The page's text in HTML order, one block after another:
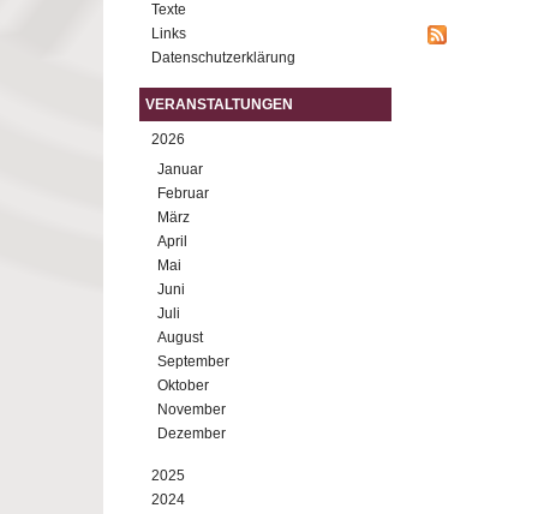
Texte
Links
Datenschutzerklärung
VERANSTALTUNGEN
2026
Januar
Februar
März
April
Mai
Juni
Juli
August
September
Oktober
November
Dezember
2025
2024